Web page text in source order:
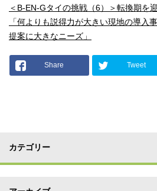
＜B-EN-Gタイの挑戦（6）＞転換期を
「何よりも説得力が大きい現地の導
提案に大きなニーズ」
Share Tweet
カテゴリー